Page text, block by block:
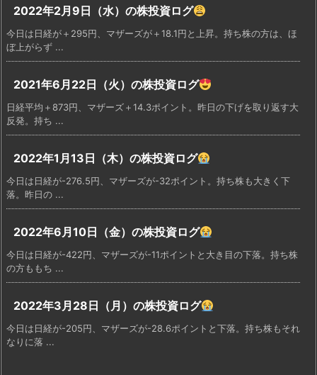
2022年2月9日（水）の株投資ログ
今日は日経が＋295円、マザーズが＋18.1円と上昇。持ち株の方は、ほ
ぼ上がらず ...
2021年6月22日（火）の株投資ログ
日経平均＋873円、マザーズ＋14.3ポイント。昨日の下げを取り返す大
反発。持ち ...
2022年1月13日（木）の株投資ログ
今日は日経が-276.5円、マザーズが-32ポイント。持ち株も大きく下
落。昨日の ...
2022年6月10日（金）の株投資ログ
今日は日経が-422円、マザーズが-11ポイントと大き目の下落。持ち株
の方ももち ...
2022年3月28日（月）の株投資ログ
今日は日経が-205円、マザーズが-28.6ポイントと下落。持ち株もそれ
なりに落 ...